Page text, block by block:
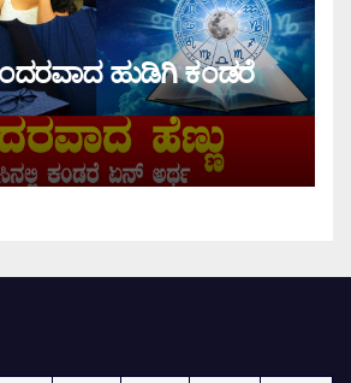
ಹುಡಿಗಿ ಕಂಡರೆ